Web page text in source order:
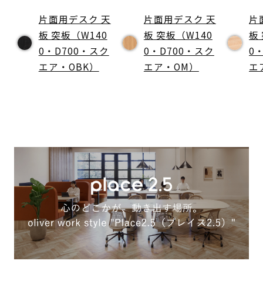
片面用デスク 天
板 突板（W140
0・D700・スク
エア・OBK）
片面用デスク 天
板 突板（W140
0・D700・スク
エア・OM）
片
板
0
エ